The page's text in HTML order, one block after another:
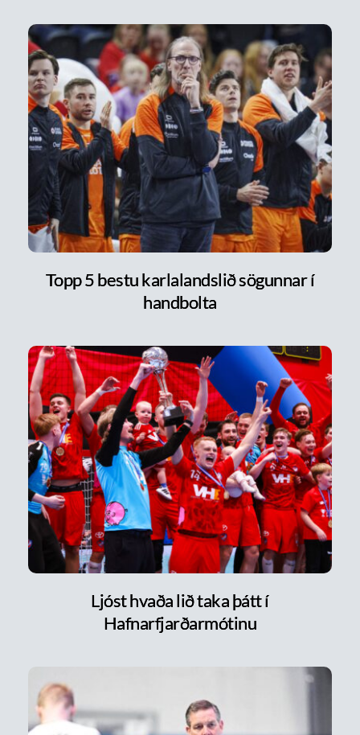
Topp 5 bestu karlalandslið sögunnar í
handbolta
Ljóst hvaða lið taka þátt í
Hafnarfjarðarmótinu